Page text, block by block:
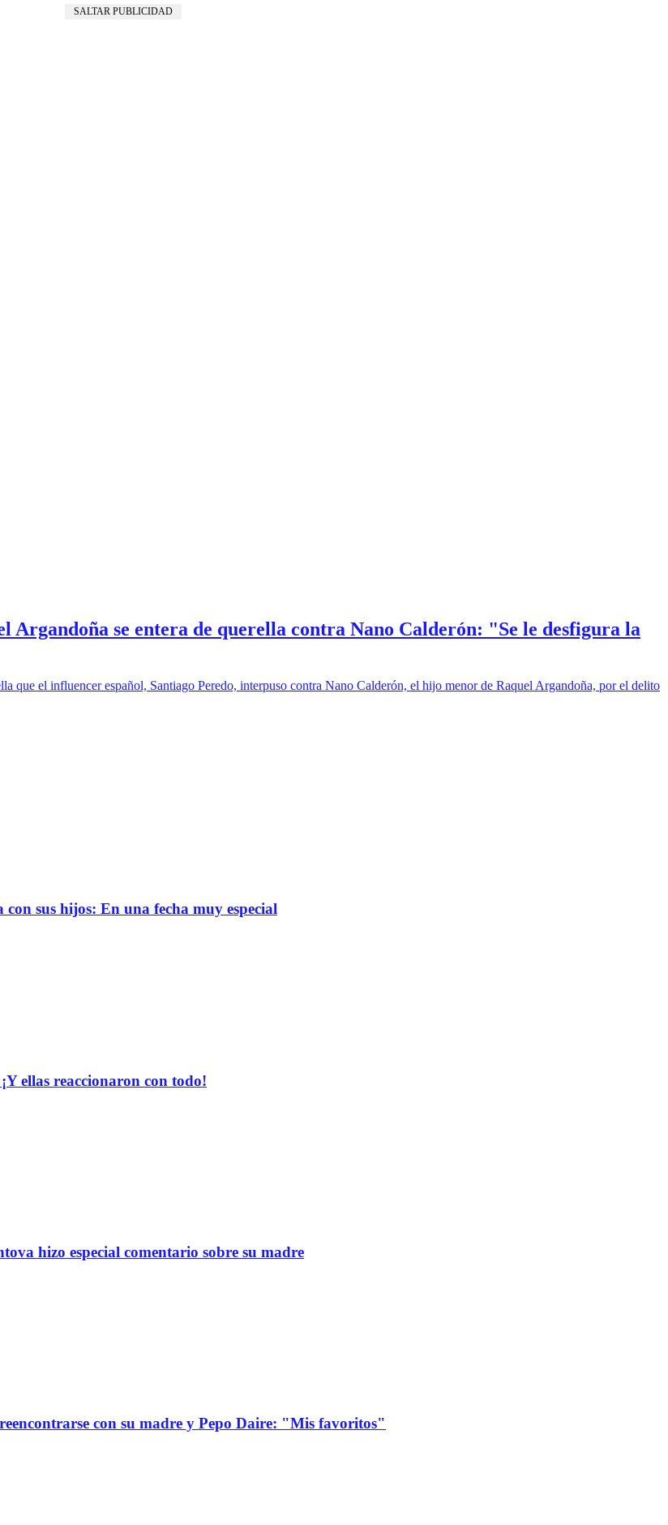
SALTAR PUBLICIDAD
Argandoña se entera de querella contra Nano Calderón: "Se le desfigura la
que el influencer español, Santiago Peredo, interpuso contra Nano Calderón, el hijo menor de Raquel Argandoña, por el delito
sus hijos: En una fecha muy especial
ellas reaccionaron con todo!
hizo especial comentario sobre su madre
con su madre y Pepo Daire: "Mis favoritos"